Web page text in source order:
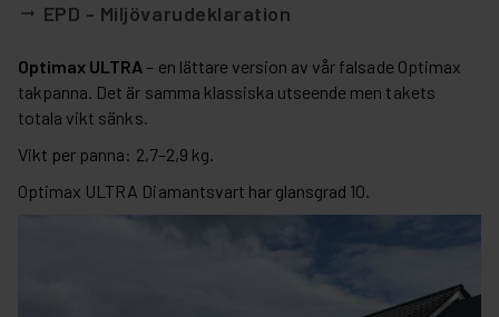
arrow_right_alt EPD - Miljövarudeklaration
Optimax ULTRA – en lättare version av vår falsade Optimax
takpanna. Det är samma klassiska utseende men takets
totala vikt sänks.
Vikt per panna: 2,7–2,9 kg.
Optimax ULTRA Diamantsvart har glansgrad 10.